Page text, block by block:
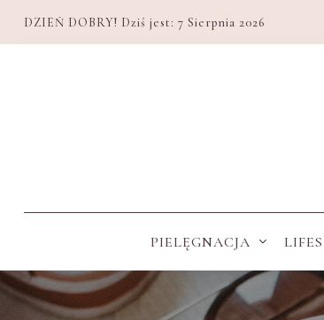
DZIEŃ DOBRY! Dziś jest: 7 Sierpnia 2026
PIELĘGNACJA